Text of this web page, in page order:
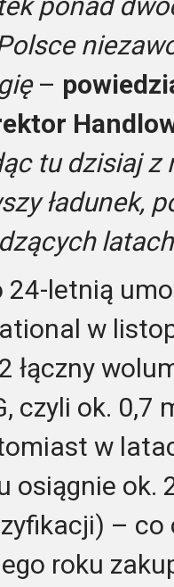
–
tu dzisiaj z
ładunek,
latach
24-letnią
w
łączny
czyli ok. 0,7
w
osiągnie ok.
–
roku